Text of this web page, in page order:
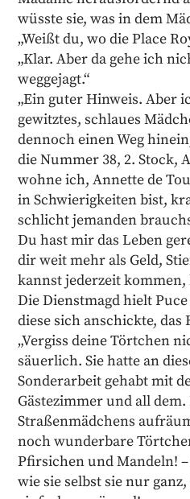
wüsste sie, was in dem
„Weißt du, wo die Place
„Klar. Aber da gehe ich
weggejagt.“
„Ein guter Hinweis. Aber
gewitztes, schlaues
dennoch einen Weg
die Nummer 38, 2. Stock,
wohne ich, Annette de
in Schwierigkeiten bist,
schlicht jemanden
Du hast mir das Leben
dir weit mehr als Geld,
kannst jederzeit kommen,
Die Dienstmagd hielt
diese sich anschickte, das
„Vergiss deine Törtchen
säuerlich. Sie hatte an
Sonderarbeit gehabt mit
Gästezimmer und all dem.
Straßenmädchens
noch wunderbare
Pfirsichen und Mandeln!
wie sie selbst sie nur